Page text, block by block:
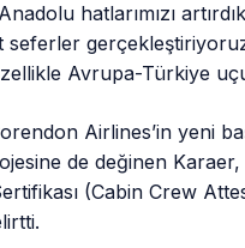
hatlarımızı
seferler
Avrupa-Türkiye
Airlines’in yeni
de değinen
(Cabin Crew